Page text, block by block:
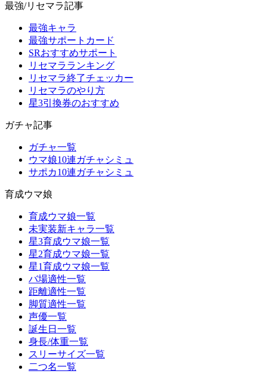
最強/リセマラ記事
最強キャラ
最強サポートカード
SRおすすめサポート
リセマラランキング
リセマラ終了チェッカー
リセマラのやり方
星3引換券のおすすめ
ガチャ記事
ガチャ一覧
ウマ娘10連ガチャシミュ
サポカ10連ガチャシミュ
育成ウマ娘
育成ウマ娘一覧
未実装新キャラ一覧
星3育成ウマ娘一覧
星2育成ウマ娘一覧
星1育成ウマ娘一覧
バ場適性一覧
距離適性一覧
脚質適性一覧
声優一覧
誕生日一覧
身長/体重一覧
スリーサイズ一覧
二つ名一覧